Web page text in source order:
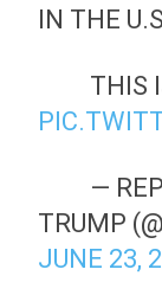
IN THE
THIS
—
TRUMP
JUNE 23,